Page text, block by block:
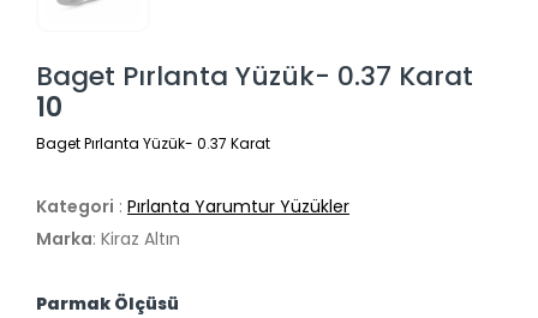
Baget Pırlanta Yüzük- 0.37 Karat
10
Baget Pırlanta Yüzük- 0.37 Karat
Kategori : Pırlanta Yarumtur Yüzükler
Marka: Kiraz Altın
Parmak Ölçüsü